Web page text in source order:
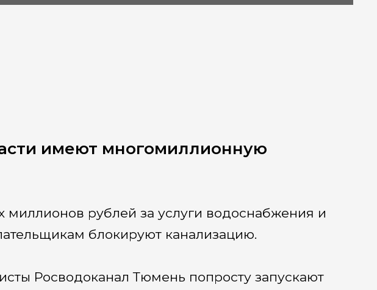
имеют многомиллионную
рублей за услуги водоснабжения и
блокируют канализацию.
Росводоканал Тюмень попросту запускают